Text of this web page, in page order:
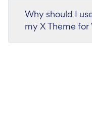
Why should I
my X Theme for